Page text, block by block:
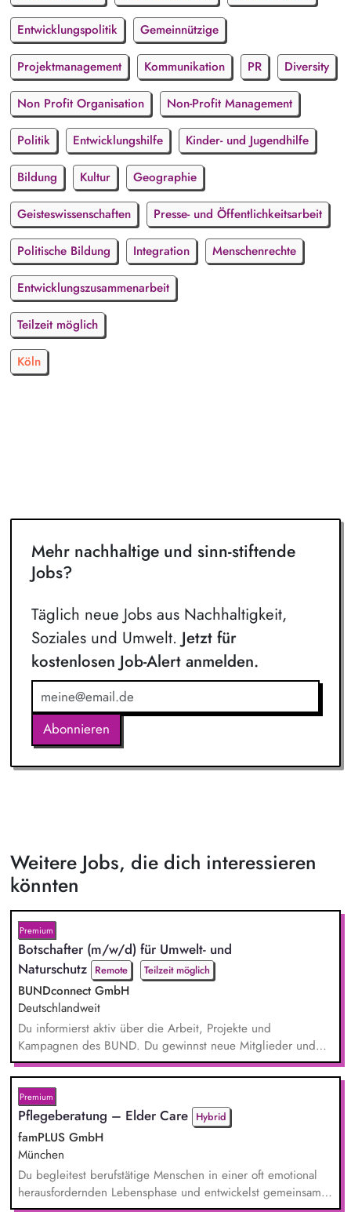
Entwicklungspolitik Gemeinnützige
Projektmanagement Kommunikation PR Diversity
Non Profit Organisation Non-Profit Management
Politik Entwicklungshilfe Kinder- und Jugendhilfe
Bildung Kultur Geographie
Geisteswissenschaften Presse- und Öffentlichkeitsarbeit
Politische Bildung Integration Menschenrechte
Entwicklungszusammenarbeit
Teilzeit möglich
Köln
Mehr nachhaltige und sinn-stiftende
Jobs?
Täglich neue Jobs aus Nachhaltigkeit,
Soziales und Umwelt. Jetzt für
kostenlosen Job-Alert anmelden.
Abonnieren
Weitere Jobs, die dich interessieren
könnten
Premium
Botschafter (m/w/d) für Umwelt- und
Naturschutz Remote Teilzeit möglich
BUNDconnect GmbH
Deutschlandweit
Du informierst aktiv über die Arbeit, Projekte und
Kampagnen des BUND. Du gewinnst neue Mitglieder und
stärkst damit langfristig den Umwelt- und Naturschutz. Du
beantwortest Fragen zu Umwelt-, Arten- und Klimaschutz nach
bestem Wissen und Gewissen. Du unterstützt Kampagnen
und Aktionen, beispielsweise durch das Sammeln von
Unterschriften für Petitionen.
Premium
Pflegeberatung – Elder Care Hybrid
famPLUS GmbH
München
Du begleitest berufstätige Menschen in einer oft emotional
herausfordernden Lebensphase und entwickelst gemeinsam